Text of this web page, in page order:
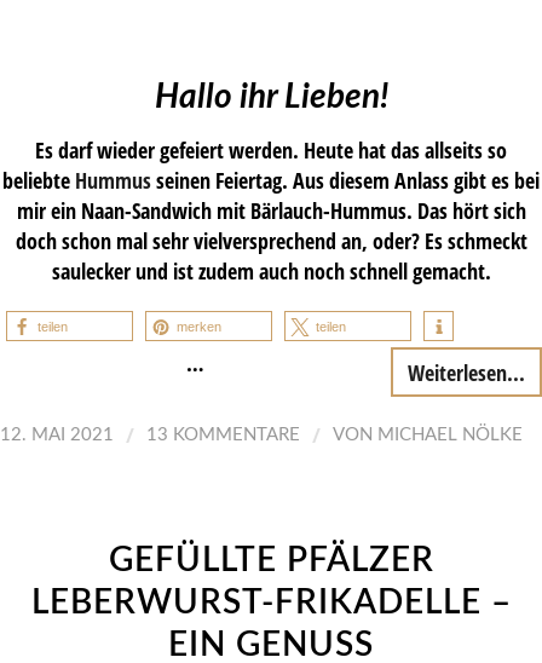
Hallo ihr Lieben!
Es darf wieder gefeiert werden. Heute hat das allseits so
beliebte Hummusseinen Feiertag. Aus diesem Anlass gibt es bei
mir ein Naan-Sandwich mit Bärlauch-Hummus. Das hört sich
doch schon mal sehr vielversprechend an, oder? Es schmeckt
saulecker und ist zudem auch noch schnell gemacht.
teilen merken teilen
… Weiterlesen...
12. MAI 2021 / 13 KOMMENTARE / VON MICHAEL NÖLKE
GEFÜLLTE PFÄLZER
LEBERWURST-FRIKADELLE –
EIN GENUSS